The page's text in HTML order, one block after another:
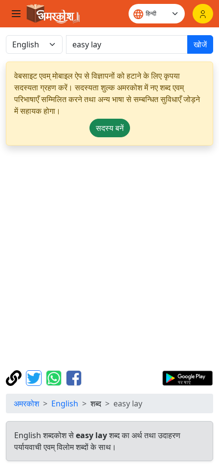
खोजें
वेबसाइट एवम् मोबाइल ऐप से विज्ञापनों को हटाने के लिए कृपया
सदस्यता ग्रहण करें। सदस्यता शुल्क अमरकोश में नए शब्द एवम्
परिभाषाएँ सम्मिलित करने तथा अन्य भाषा से सम्बन्धित सुविधाएँ जोड़ने
में सहायक होगा।
सदस्य बनें
अमरकोश English शब्द easy lay
English शब्दकोश सेeasy layशब्द का अर्थ तथा उदाहरण
पर्यायवाची एवम् विलोम शब्दों के साथ।